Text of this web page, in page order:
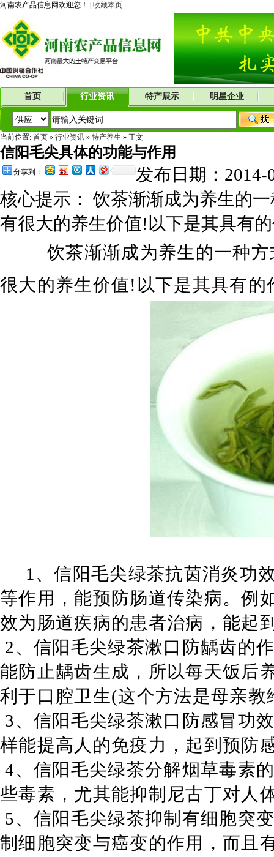
河南农产品信息网欢迎您！ | 收藏本页
首页 行业资讯 特产展示 明星企业
当前位置: 首页 » 行业资讯 » 特产养生 » 正文
信阳毛尖具体的功能与作用
分享到：
发布日期：
核心提示： 饮茶渐渐成为养生的
有很大的养生价值!以下是其具有
饮茶渐渐成为养生的一种
很大的养生价值! 以下是其具有的
1 、信阳毛尖绿茶抗茵消炎功
等作用，能预防肠道传染病。例
效为肠道疾病的患者治病，能起
2 、信阳毛尖绿茶漱口防龋齿的
能防止龋齿生成，所以每天饭后
利于口腔卫生(这个方法是母亲教
3、信阳毛尖绿茶漱口防感冒功
样能提高人的免疫力，起到预防
4、信阳毛尖绿茶分解烟草毒素
些毒素，尤其能抑制尼古丁对人
5、信阳毛尖绿茶抑制有细胞突
制细胞突变与癌变的作用，而且